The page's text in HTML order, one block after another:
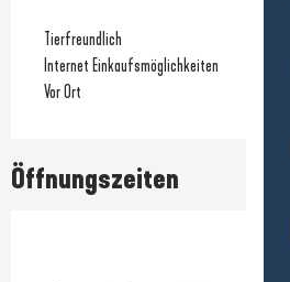
Tierfreundlich
Internet Einkaufsmöglichkeiten
Vor Ort
Öffnungszeiten